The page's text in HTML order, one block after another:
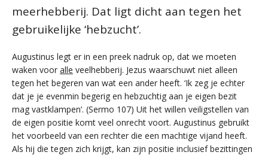
meerhebberij. Dat ligt dicht aan tegen het
gebruikelijke ‘hebzucht’.
Augustinus legt er in een preek nadruk op, dat we moeten
waken voor alle veelhebberij. Jezus waarschuwt niet alleen
tegen het begeren van wat een ander heeft. ‘Ik zeg je echter
dat je je evenmin begerig en hebzuchtig aan je eigen bezit
mag vastklampen’. (Sermo 107) Uit het willen veiligstellen van
de eigen positie komt veel onrecht voort. Augustinus gebruikt
het voorbeeld van een rechter die een machtige vijand heeft.
Als hij die tegen zich krijgt, kan zijn positie inclusief bezittingen